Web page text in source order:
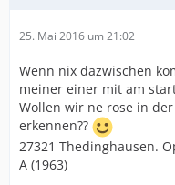
25. Mai 2016 um 21:02
Wenn nix dazwischen
meiner einer mit am
Wollen wir ne rose in
erkennen??
27321 Thedinghausen.
A (1963)